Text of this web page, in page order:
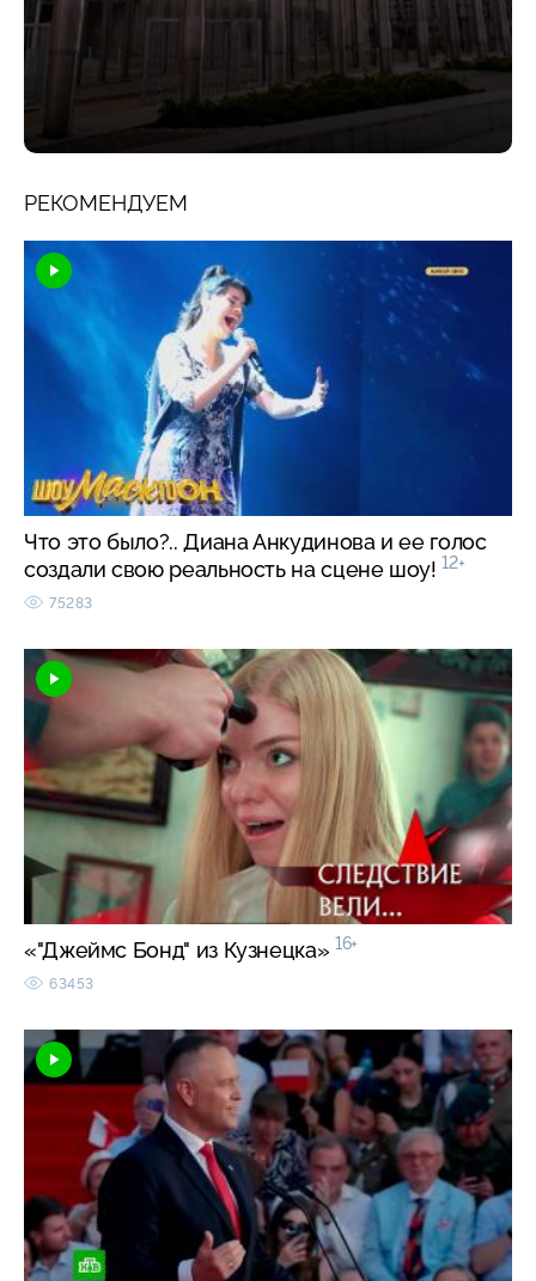
РЕКОМЕНДУЕМ
Что это было?.. Диана Анкудинова и ее голос
создали свою реальность на сцене шоу! 12+
75283
«"Джеймс Бонд" из Кузнецка» 16+
63453